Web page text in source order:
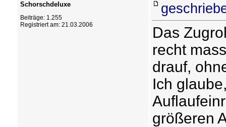
Schorschdeluxe
Beiträge: 1.255
Registriert am: 21.03.2006
Das
recht
drauf,
Ich
größeren